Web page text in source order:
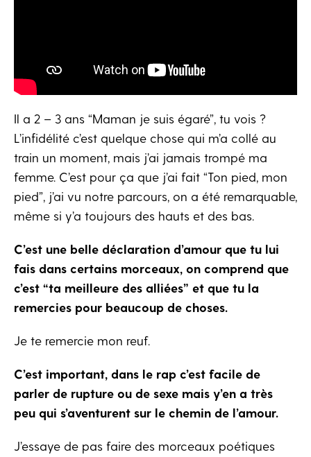
Il a 2 – 3 ans “Maman je suis égaré”, tu vois ?
L’infidélité c’est quelque chose qui m’a collé au
train un moment, mais j’ai jamais trompé ma
femme. C’est pour ça que j’ai fait “Ton pied, mon
pied”, j’ai vu notre parcours, on a été remarquable,
même si y’a toujours des hauts et des bas.
C’est une belle déclaration d’amour que tu lui
fais dans certains morceaux, on comprend que
c’est “ta meilleure des alliées” et que tu la
remercies pour beaucoup de choses.
Je te remercie mon reuf.
C’est important, dans le rap c’est facile de
parler de rupture ou de sexe mais y’en a très
peu qui s’aventurent sur le chemin de l’amour.
J’essaye de pas faire des morceaux poétiques